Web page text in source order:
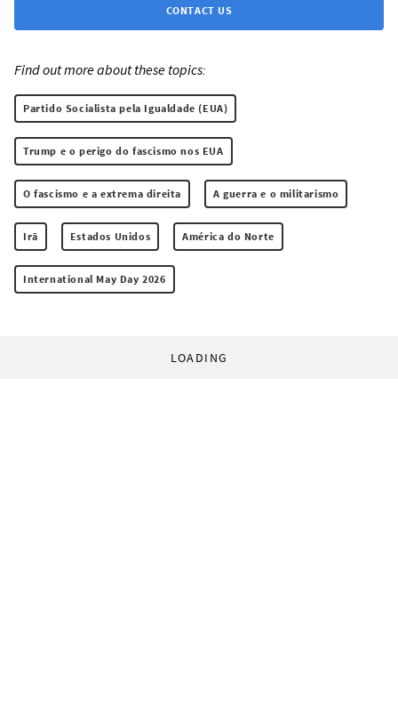
CONTACT US
Find out more about these topics:
Partido Socialista pela Igualdade (EUA)
Trump e o perigo do fascismo nos EUA
O fascismo e a extrema direita A guerra e o militarismo
Irã Estados Unidos América do Norte
International May Day 2026
LOADING